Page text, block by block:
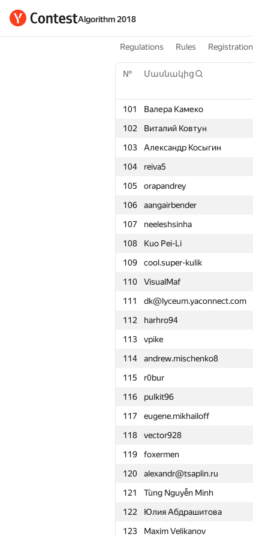
Algorithm 2018
Regulations Rules Registration
№ Մասնակից
101 Валера Камеко
102
Виталий Ковтун
103
Александр Косыгин
104
reiva5
105
orapandrey
106
aangairbender
107
neeleshsinha
108
Kuo Pei-Li
109
cool.super-kulik
110
VisualMaf
111
dk@lyceum.yaconnect.com
112
harhro94
113
vpike
114
andrew.mischenko8
115
r0bur
116
pulkit96
117
eugene.mikhailoff
118
vector928
119
foxermen
120
alexandr@tsaplin.ru
121
Tùng Nguyễn Minh
122
Юлия Абдрашитова
123
Maxim Velikanov
Մասնակից